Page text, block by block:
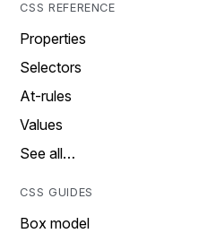
CSS REFERENCE
Properties
Selectors
At-rules
Values
See all…
CSS GUIDES
Box model